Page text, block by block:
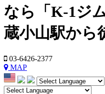
なら「K-1ジ
蔵小山駅から
03-6426-2377
MAP